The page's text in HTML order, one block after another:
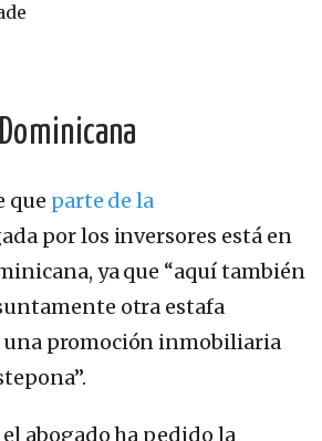
que parte de la
por los inversores está en
ya que “aquí también
otra estafa
una promoción inmobiliaria
abogado ha pedido la